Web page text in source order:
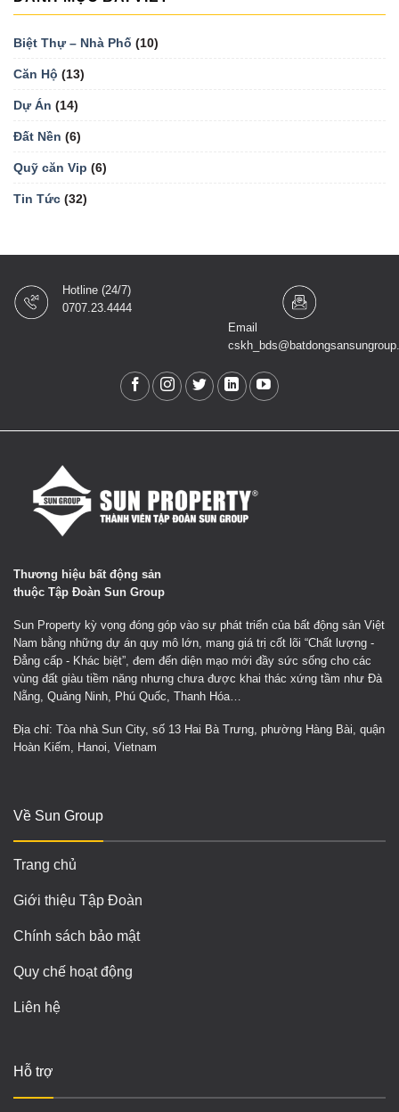
Biệt Thự – Nhà Phố (10)
Căn Hộ (13)
Dự Án (14)
Đất Nền (6)
Quỹ căn Vip (6)
Tin Tức (32)
Hotline (24/7)
0707.23.4444
Email
Thương hiệu bất động sản
thuộc Tập Đoàn Sun Group
Sun Property kỳ vọng đóng góp vào sự phát triển của bất động sản Việt
Nam bằng những dự án quy mô lớn, mang giá trị cốt lõi “Chất lượng -
Đẳng cấp - Khác biệt”, đem đến diện mạo mới đầy sức sống cho các
vùng đất giàu tiềm năng nhưng chưa được khai thác xứng tầm như Đà
Nẵng, Quảng Ninh, Phú Quốc, Thanh Hóa…
Địa chỉ: Tòa nhà Sun City, số 13 Hai Bà Trưng, phường Hàng Bài, quận
Hoàn Kiếm, Hanoi, Vietnam
Về Sun Group
Trang chủ
Giới thiệu Tập Đoàn
Chính sách bảo mật
Quy chế hoạt động
Liên hệ
Hỗ trợ